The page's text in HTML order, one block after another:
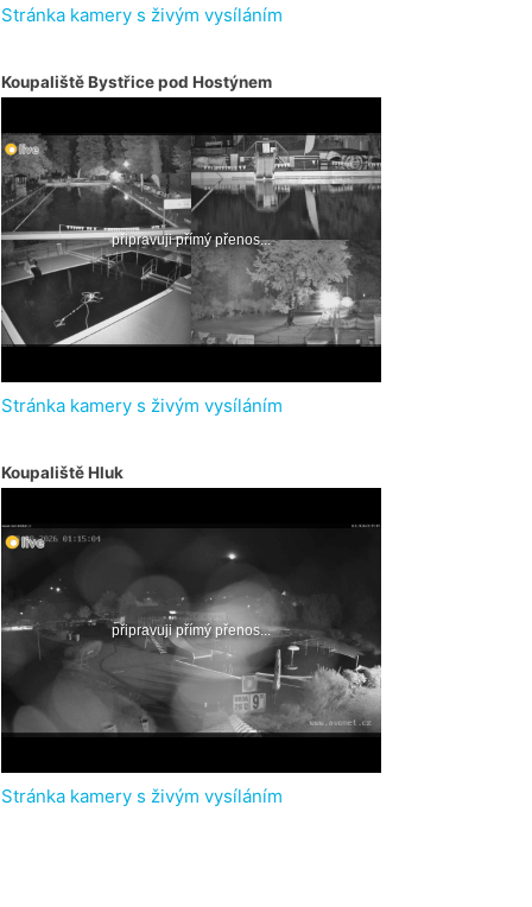
Stránka kamery s živým vysíláním
Koupaliště Bystřice pod Hostýnem
Stránka kamery s živým vysíláním
Koupaliště Hluk
Stránka kamery s živým vysíláním